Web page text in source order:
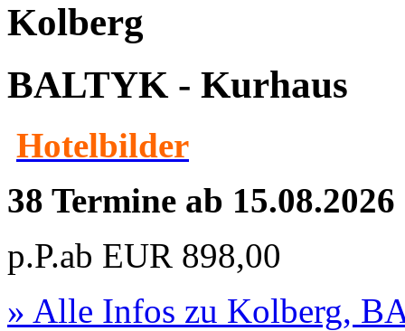
Kolberg
BALTYK - Kurhaus
Hotelbilder
38 Termine ab 15.08.2026
p.P.ab EUR 898,00
» Alle Infos zu Kolberg,